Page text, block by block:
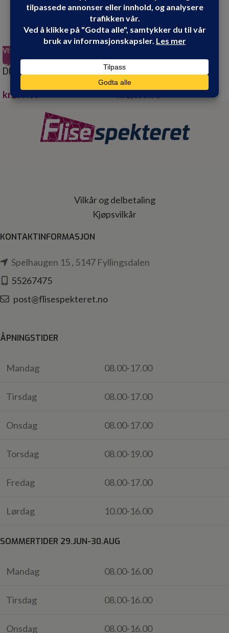
VIS PRODUKT
DESALIN AM SOPP OG
kr299.00
DESALIN C 4 LITER
Vilkår og delbetaling
Kjøpsvilkår
KONTAKTINFORMASJON
Spelhaugen 15 , 5147 Fyllingsdalen
55267475
post@flisespekteret.no
ÅPNINGSTIDER
Mandag 08.00-17.00
Tirsdag 08.00-17.00
Onsdag 08.00-17.00
Torsdag 08.00-19.00
Fredag 08.00-17.00
Lørdag 10.00-16.00
SOMMERTIDER 29.JUN-30.AUG
Mandag 08.00-16.00
Tirsdag 08.00-16.00
Onsdag 08.00-16.00